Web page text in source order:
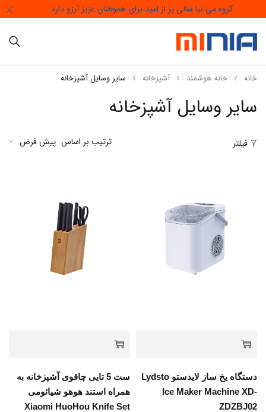
گروه می نیا سالی پر از امید برای هموطنان عزیز آرزو دارد
سایر وسایل آشپزخانه
خانه خانه هوشمند آشپزخانه سایر وسایل آشپزخانه
فیلتر ترتیب بر اساس پیش فرض
دستگاه یخ ساز لایدستو Lydsto
Ice Maker Machine XD-
ZDZBJ02
ست 5 تایی چاقوی آشپزخانه به
همراه استند هوهو شیائومی
Xiaomi HuoHou Knife Set